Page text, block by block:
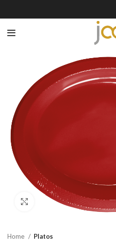
Click to enlarge
Home Platos